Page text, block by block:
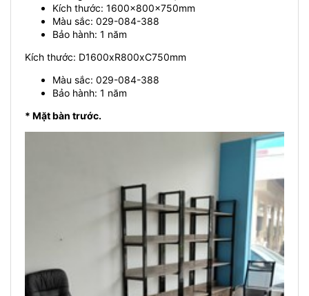
Kích thước: 1600x800x750mm
Màu sắc: 029-084-388
Bảo hành: 1 năm
Kích thước: D1600xR800xC750mm
Màu sắc: 029-084-388
Bảo hành: 1 năm
* Mặt bàn trước.